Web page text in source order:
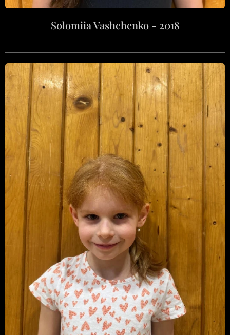
Solomiia Vashchenko - 2018